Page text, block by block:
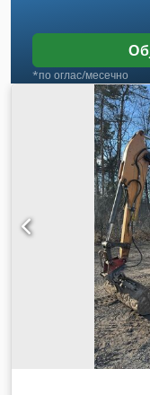
*по оглас/месечно